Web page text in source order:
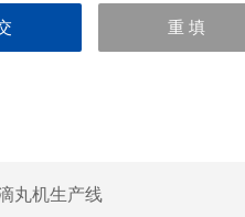
丸机生产线